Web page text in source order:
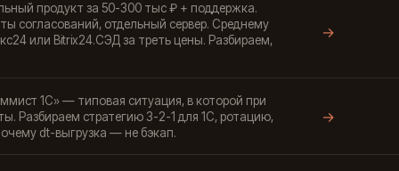
продукт за 50-300 тыс ₽ + поддержка.
согласований, отдельный сервер. Среднему
или Bitrix24.СЭД за треть цены. Разбираем,
→
1С» — типовая ситуация, в которой при
Разбираем стратегию 3-2-1 для 1С, ротацию,
dt-выгрузка — не бэкап.
→